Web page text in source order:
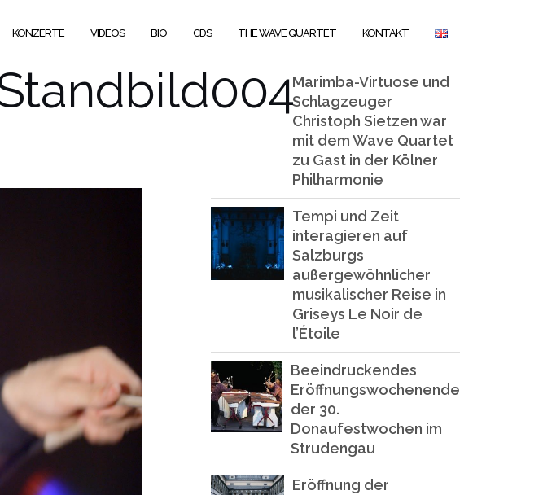
KONZERTE VIDEOS BIO CDS THE WAVE QUARTET KONTAKT
Marimba-Virtuose und
Schlagzeuger
Christoph Sietzen war
mit dem Wave Quartet
zu Gast in der Kölner
Philharmonie
Tempi und Zeit
interagieren auf
Salzburgs
außergewöhnlicher
musikalischer Reise in
Griseys Le Noir de
l’Étoile
Beeindruckendes
Eröffnungswochenende
der 30.
Donaufestwochen im
Strudengau
Eröffnung der